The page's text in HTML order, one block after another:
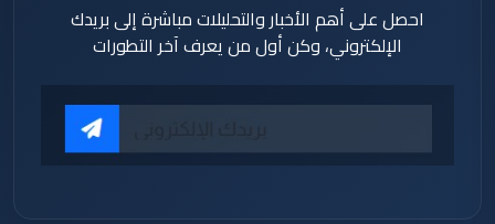
احصل على أهم الأخبار والتحليلات مباشرة إلى بريدك
الإلكتروني، وكن أول من يعرف آخر التطورات